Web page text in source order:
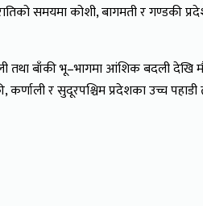
समयमा कोशी, बागमती र गण्डकी
बाँकी भू–भागमा आंशिक बदली देखि
र सुदूरपश्चिम प्रदेशका उच्च